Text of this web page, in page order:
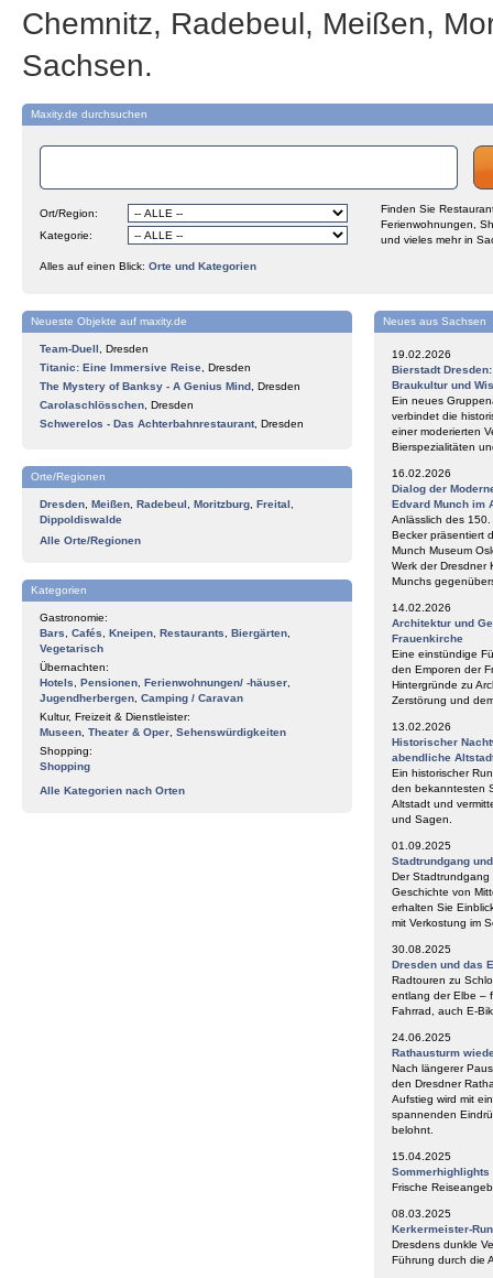
Chemnitz, Radebeul, Meißen,
Sachsen.
Maxity.de durchsuchen
Ort/Region:
Kategorie:
Finden Sie
Ferienwohnungen,
und vieles mehr in
Alles auf einen Blick: Orte und Kategorien
Neueste Objekte auf maxity.de
Team-Duell
Dresden
Titanic: Eine Immersive Reise Dresden
The Mystery of Banksy - A Genius Mind Dresden
Carolaschlösschen Dresden
Schwerelos - Das Achterbahnrestaurant, Dresden
Orte/Regionen
Dresden Meißen Radebeul Moritzburg Freital
Dippoldiswalde
Alle Orte/Regionen
Kategorien
Gastronomie:
Bars
Cafés Kneipen Restaurants Biergärten
Vegetarisch
Übernachten:
Hotels
Pensionen Ferienwohnungen/ -häuser
Jugendherbergen Camping / Caravan
Kultur, Freizeit & Dienstleister:
Museen Theater & Oper Sehenswürdigkeiten
Shopping:
Shopping
Alle Kategorien nach Orten
Neues aus Sachsen
19.02.2026
Bierstadt
Braukultur und
Ein neues
verbindet die
einer moderierten
Bierspezialitäten
16.02.2026
Dialog der
Edvard Munch im
Anlässlich des
Becker präsentiert
Munch Museum
Werk der Dresdner
Munchs
14.02.2026
Architektur und
Frauenkirche
Eine einstündige
den Emporen der
Hintergründe zu
Zerstörung und
13.02.2026
Historischer
abendliche
Ein historischer
den bekanntesten
Altstadt und
und Sagen.
01.09.2025
Stadtrundgang
Der Stadtrundgang
Geschichte von
erhalten Sie
mit Verkostung im
30.08.2025
Dresden und das
Radtouren zu
entlang der Elbe –
Fahrrad, auch E-
24.06.2025
Rathausturm
Nach längerer
den Dresdner
Aufstieg wird mit
spannenden
belohnt.
15.04.2025
Sommerhighlights
Frische
08.03.2025
Kerkermeister-
Dresdens dunkle
Führung durch die